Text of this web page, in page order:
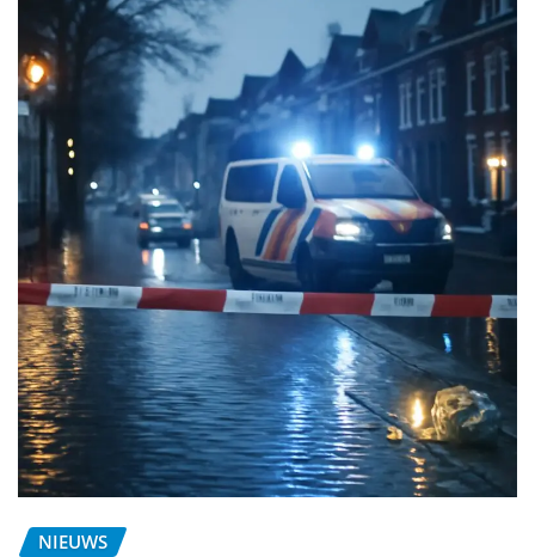
NIEUWS